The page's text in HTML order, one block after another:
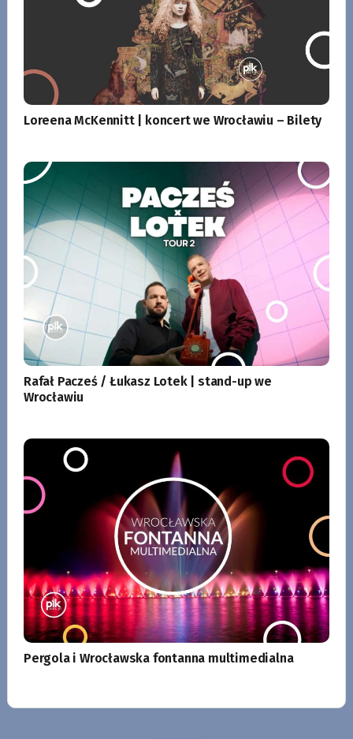
Loreena McKennitt | koncert we Wrocławiu – Bilety
Rafał Pacześ / Łukasz Lotek | stand-up we
Wrocławiu
Pergola i Wrocławska fontanna multimedialna